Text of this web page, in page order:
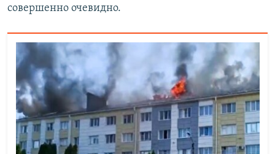
совершенно очевидно.